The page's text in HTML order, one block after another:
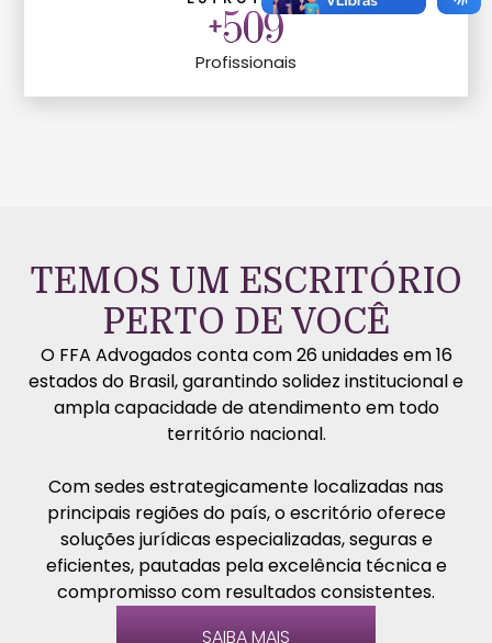
+592
Profissionais
TEMOS UM ESCRITÓRIO
PERTO DE VOCÊ
O FFA Advogados conta com 26 unidades em 16
estados do Brasil, garantindo solidez institucional e
ampla capacidade de atendimento em todo
território nacional.
Com sedes estrategicamente localizadas nas
principais regiões do país, o escritório oferece
soluções jurídicas especializadas, seguras e
eficientes, pautadas pela excelência técnica e
compromisso com resultados consistentes.
SAIBA MAIS